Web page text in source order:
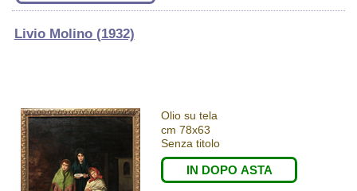
Livio Molino (1932)
Olio su tela
cm 78x63
Senza titolo
IN DOPO ASTA